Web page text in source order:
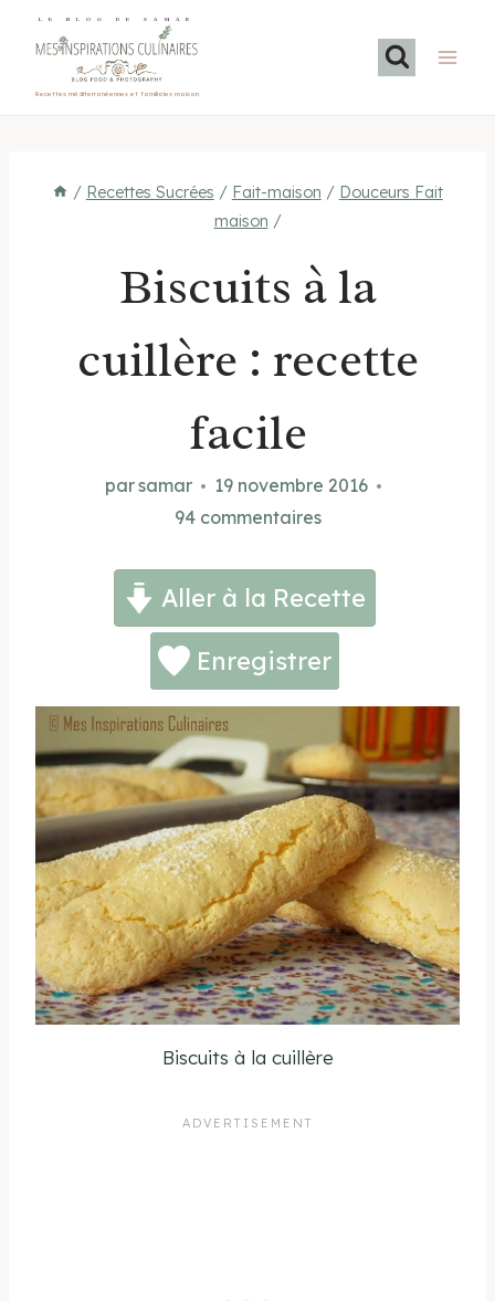
LE BLOG DE SAMAR
Recettes méditerranéennes et familiales maison
/ Recettes Sucrées / Fait-maison / Douceurs Fait
maison /
Biscuits à la
cuillère : recette
facile
parsamar
19 novembre 2016
94 commentaires
Aller à la Recette
Enregistrer
Biscuits à la cuillère